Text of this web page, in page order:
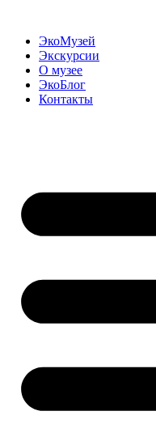
содержимому
ЭкоМузей
Экскурсии
О музее
ЭкоБлог
Контакты